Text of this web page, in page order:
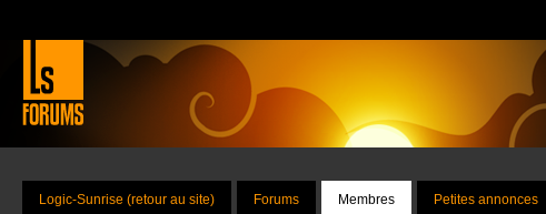
Logic-Sunrise (retour au site) Forums Membres Petites annonces